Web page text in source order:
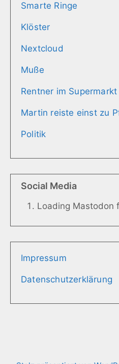
Smarte Ringe
Klöster
Nextcloud
Muße
Rentner im Supermarkt
Martin reiste einst zu
Politik
Social Media
Loading Mastodon
Impressum
Datenschutzerklärung